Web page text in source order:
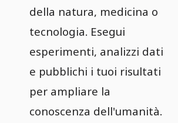
della natura, medicina o
tecnologia. Esegui
esperimenti, analizzi dati
e pubblichi i tuoi risultati
per ampliare la
conoscenza dell'umanità.